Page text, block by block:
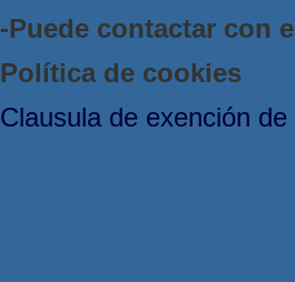
-Puede contactar con
Política de cookies
Clausula de exención